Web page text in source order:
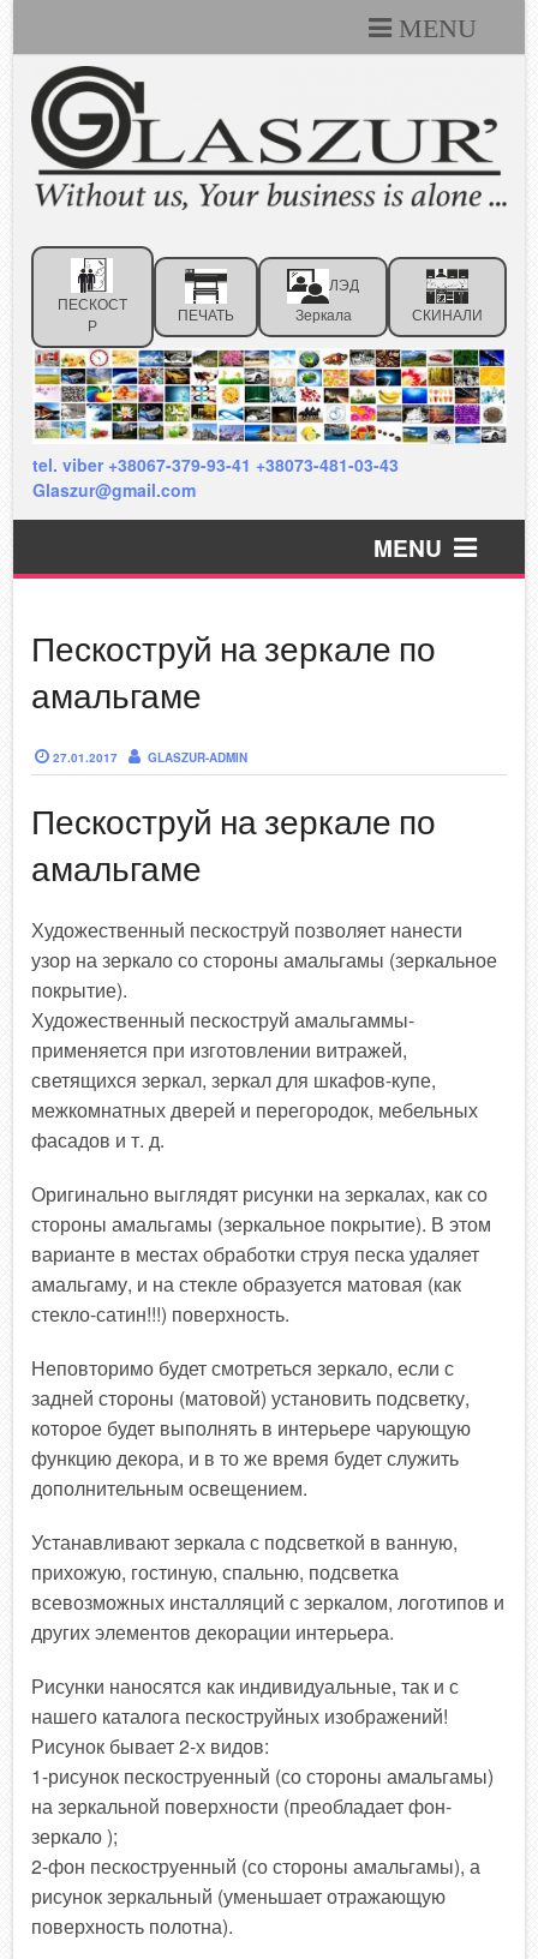
MENU
Каталоги
Технические условия
Портфолио
Контакты
Отзывы клиентов
ПЕСКОСТ
Р
ПЕЧАТЬ
ЛЭД
Зеркала
СКИНАЛИ
tel. viber +38067-379-93-41 +38073-481-03-43
Glaszur@gmail.com
MENU
Пескоструй
УФ печать
ЛЭД зеркала
Стеклянный фартук
Обработка
Покраска по RAL
Профиля
В разработке!
Пескоструй на зеркале по
амальгаме
27.01.2017 GLASZUR-ADMIN
Пескоструй на зеркале по
амальгаме
Художественный пескоструй позволяет нанести
узор на зеркало со стороны амальгамы (зеркальное
покрытие).
Художественный пескоструй амальгаммы-
применяется при изготовлении витражей,
светящихся зеркал, зеркал для шкафов-купе,
межкомнатных дверей и перегородок, мебельных
фасадов и т. д.
Оригинально выглядят рисунки на зеркалах, как со
стороны амальгамы (зеркальное покрытие). В этом
варианте в местах обработки струя песка удаляет
амальгаму, и на стекле образуется матовая (как
стекло-сатин!!!) поверхность.
Неповторимо будет смотреться зеркало, если с
задней стороны (матовой) установить подсветку,
которое будет выполнять в интерьере чарующую
функцию декора, и в то же время будет служить
дополнительным освещением.
Устанавливают зеркала с подсветкой в ванную,
прихожую, гостиную, спальню, подсветка
всевозможных инсталляций с зеркалом, логотипов и
других элементов декорации интерьера.
Рисунки наносятся как индивидуальные, так и с
нашего каталога пескоструйных изображений!
Рисунок бывает 2-х видов:
1-рисунок пескоструенный (со стороны амальгамы)
на зеркальной поверхности (преобладает фон-
зеркало );
2-фон пескоструенный (со стороны амальгамы), а
рисунок зеркальный (уменьшает отражающую
поверхность полотна).